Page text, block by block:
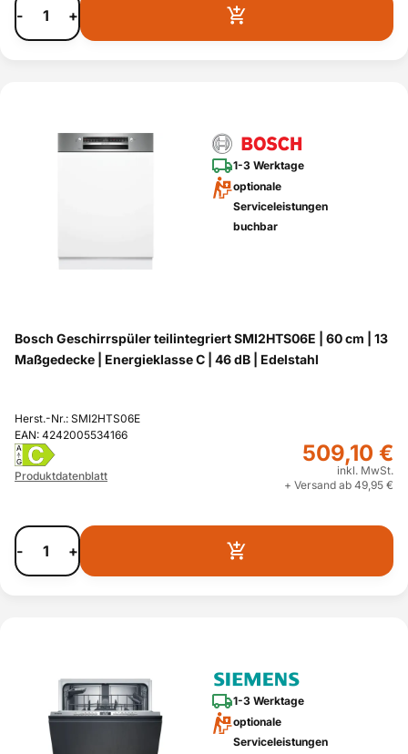
- +
1-3 Werktage
optionale
Serviceleistungen
buchbar
Bosch Geschirrspüler teilintegriert SMI2HTS06E | 60 cm | 13
Maßgedecke | Energieklasse C | 46 dB | Edelstahl
Herst.-Nr.: SMI2HTS06E
EAN: 4242005534166
A
G
C
Produktdatenblatt
509,10 €
inkl. MwSt.
+ Versand ab 49,95 €
- +
1-3 Werktage
optionale
Serviceleistungen